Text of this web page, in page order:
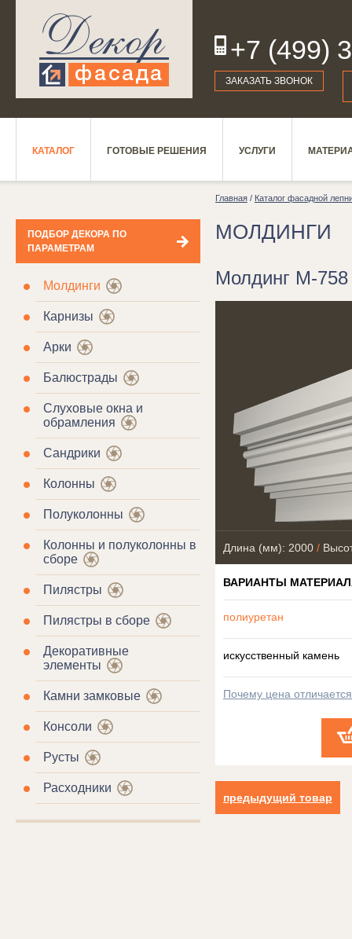
+7 (499)
19
ЗАКАЗАТЬ ЗВОНОК
КАТАЛОГ ГОТОВЫЕ РЕШЕНИЯ УСЛУГИ
ПОДБОР ДЕКОРА ПО
ПАРАМЕТРАМ
Молдинги
Карнизы
Арки
Балюстрады
Слуховые окна и
обрамления
Сандрики
Колонны
Полуколонны
Колонны и полуколонны в
сборе
Пилястры
Пилястры в сборе
Декоративные
элементы
Камни замковые
Консоли
Русты
Расходники
Главная/ Каталог фасадной
МОЛДИНГИ
Молдинг М-758
Длина (мм): 2000/
ВАРИАНТЫ
полиуретан
искусственный камень
Почему цена
предыдущий товар